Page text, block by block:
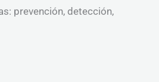
prevención, detección,